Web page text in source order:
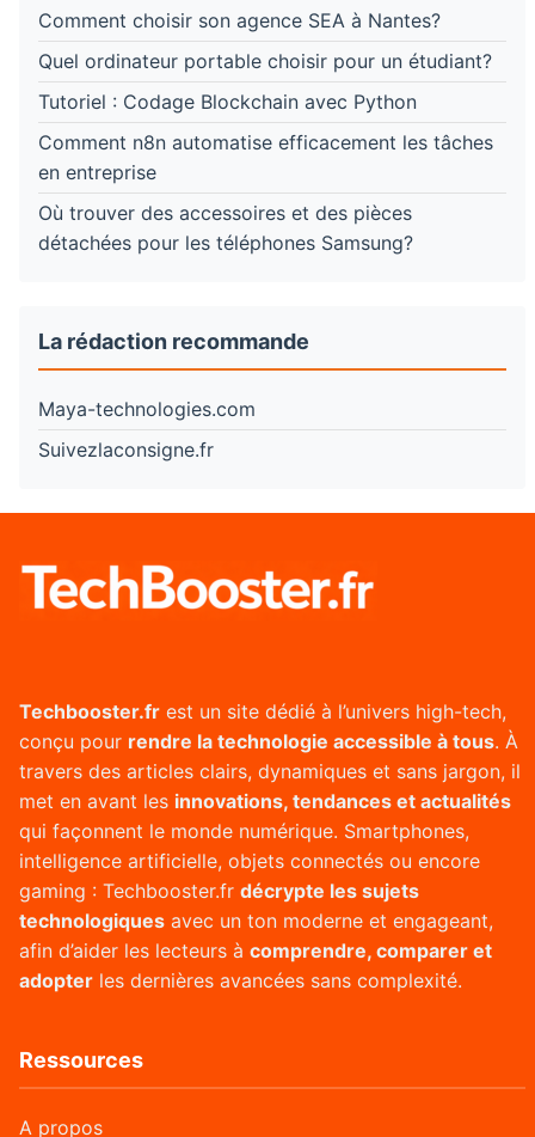
Comment choisir son agence SEA à Nantes?
Quel ordinateur portable choisir pour un étudiant?
Tutoriel : Codage Blockchain avec Python
Comment n8n automatise efficacement les tâches
en entreprise
Où trouver des accessoires et des pièces
détachées pour les téléphones Samsung?
La rédaction recommande
Maya-technologies.com
Suivezlaconsigne.fr
Techbooster.fr est un site dédié à l’univers high-tech,
conçu pour rendre la technologie accessible à tous. À
travers des articles clairs, dynamiques et sans jargon, il
met en avant les innovations, tendances et actualités
qui façonnent le monde numérique. Smartphones,
intelligence artificielle, objets connectés ou encore
gaming : Techbooster.fr décrypte les sujets
technologiques avec un ton moderne et engageant,
afin d’aider les lecteurs à comprendre, comparer et
adopter les dernières avancées sans complexité.
Ressources
A propos